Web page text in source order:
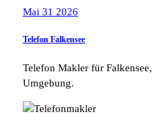
Mai 31 2026
Telefon Falkensee
Telefon Makler für
Umgebung.